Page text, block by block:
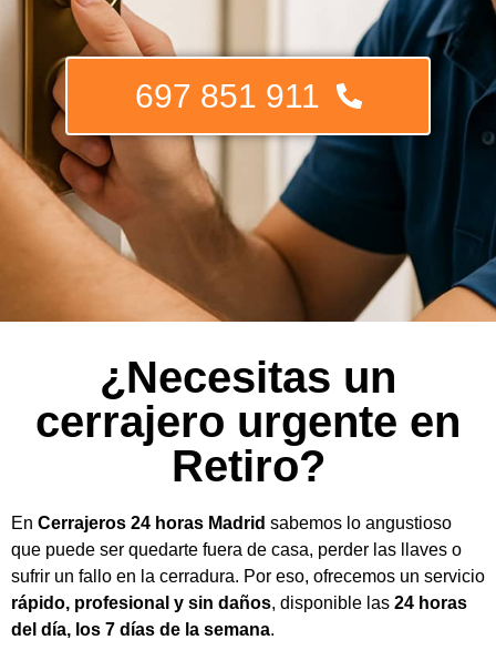
697 851 911
¿Necesitas un
cerrajero urgente en
Retiro?
En Cerrajeros 24 horas Madrid sabemos lo angustioso
que puede ser quedarte fuera de casa, perder las llaves o
sufrir un fallo en la cerradura. Por eso, ofrecemos un servicio
rápido, profesional y sin daños, disponible las 24 horas
del día, los 7 días de la semana.